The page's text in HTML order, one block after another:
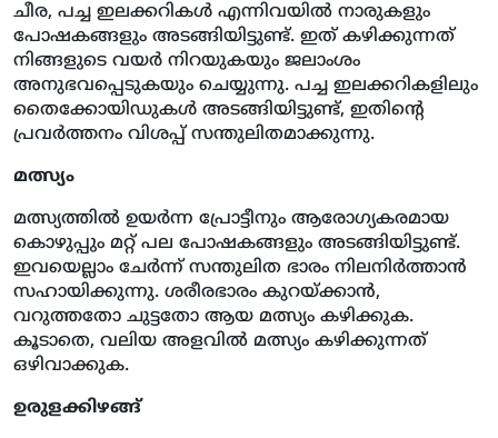
ചീര, പച്ച ഇലക്കറികൾ എന്നിവയിൽ നാരുകളും
പോഷകങ്ങളും അടങ്ങിയിട്ടുണ്ട്. ഇത് കഴിക്കുന്നത്
നിങ്ങളുടെ വയർ നിറയുകയും ജലാംശം
അനുഭവപ്പെടുകയും ചെയ്യുന്നു. പച്ച ഇലക്കറികളിലും
തൈക്കോയിഡുകൾ അടങ്ങിയിട്ടുണ്ട്, ഇതിൻ്റെ
പ്രവർത്തനം വിശപ്പ് സന്തുലിതമാക്കുന്നു.
മത്സ്യം
മത്സ്യത്തിൽ ഉയർന്ന പ്രോട്ടീനും ആരോഗ്യകരമായ
കൊഴുപ്പും മറ്റ് പല പോഷകങ്ങളും അടങ്ങിയിട്ടുണ്ട്.
ഇവയെല്ലാം ചേർന്ന് സന്തുലിത ഭാരം നിലനിർത്താൻ
സഹായിക്കുന്നു. ശരീരഭാരം കുറയ്ക്കാൻ,
വറുത്തതോ ചുട്ടതോ ആയ മത്സ്യം കഴിക്കുക.
കൂടാതെ, വലിയ അളവിൽ മത്സ്യം കഴിക്കുന്നത്
ഒഴിവാക്കുക.
ഉരുളക്കിഴങ്ങ്